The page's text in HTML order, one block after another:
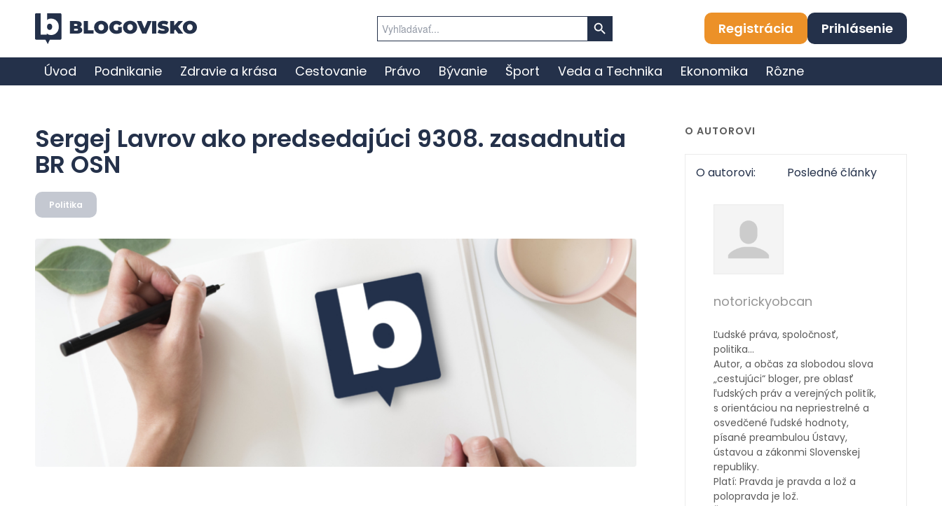
for:
Search Button
Registrácia Prihlásenie
Úvod Podnikanie Zdravie a krása Cestovanie Právo Bývanie Šport Veda a Technika Ekonomika Rôzne
Sergej Lavrov ako predsedajúci 9308. zasadnutia
BR OSN
Politika
O AUTOROVI
O autorovi: Posledné články
notorickyobcan
Ľudské práva, spoločnosť,
politika…
Autor, a občas za slobodou slova
„cestujúci“ bloger, pre oblasť
ľudských práv a verejných politík,
s orientáciou na nepriestrelné a
osvedčené ľudské hodnoty,
písané preambulou Ústavy,
ústavou a zákonmi Slovenskej
republiky.
Platí: Pravda je pravda a lož a
polopravda je lož.